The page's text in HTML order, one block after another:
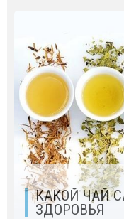
КАКОЙ ЧАЙ
ЗДОРОВЬЯ